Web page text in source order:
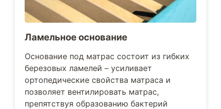
Ламельное основание
Основание под матрас состоит из гибких
березовых ламелей – усиливает
ортопедические свойства матраса и
позволяет вентилировать матрас,
препятствуя образованию бактерий